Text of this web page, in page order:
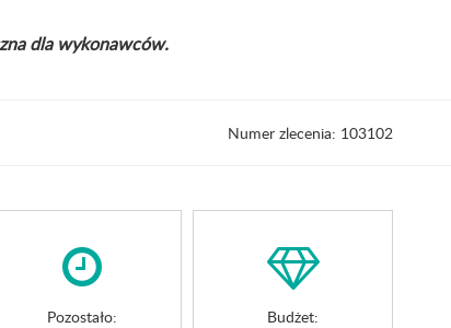
dla wykonawców.
Numer zlecenia: 103102
Pozostało: Budżet: